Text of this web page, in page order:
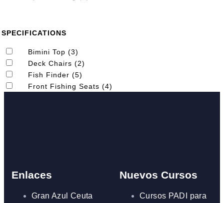
SPECIFICATIONS
Bimini Top (3)
Deck Chairs (2)
Fish Finder (5)
Front Fishing Seats (4)
Enlaces
Gran Azul Ceuta
Nuevos Cursos
Cursos PADI para